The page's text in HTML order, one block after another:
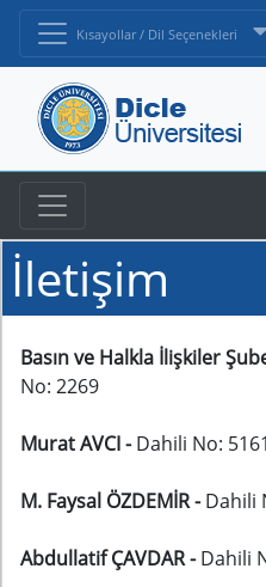
Kısayollar / Dil Seçenekleri
İletişim
Basın ve Halkla İlişkiler
No: 2269
Murat AVCI -Dahili No: 5161
M. Faysal ÖZDEMİR -Dahili
Abdullatif ÇAVDAR -Dahili